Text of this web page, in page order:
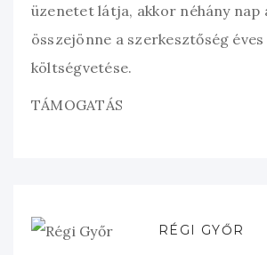
üzenetet látja, akkor néhány nap
összejönne a szerkesztőség éves
költségvetése.
TÁMOGATÁS
RÉGI GYŐR